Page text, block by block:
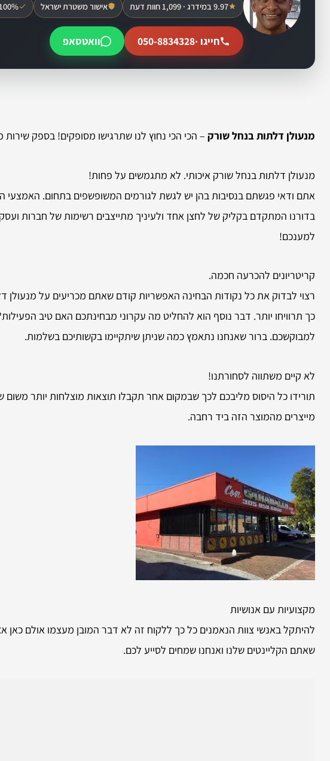
9.97 במידרג · 1,099 חוות דעת אישור משטרת ישראל 100% לקוחות
חייגו ·050-8834328 וואטסאפ
מנעולן דלתות בנחל שורק – הכי הכי נחוץ לנו שתרגישו מסופקים! בספק
מנעולן דלתות בנחל שורק איכותי. לא מתגמשים על פחות!
אתם ודאי פגשתם בנסיבות בהן יש לגשת לגורמים המשופשפים בתחום. האמצעי
בדורנו המתקדם בקליק של לחצן אחד ולעיניך מתייצבים רשימות של חברות
למענכם!
קריטריונים להכרעה חכמה.
רצוי לבדוק את כל נקודות הבחינה האפשריות קודם שאתם מכריעים על מנעולן
כך תרוויחו יותר. דבר נוסף הוא להחליט מה עקרוני מבחינתכם האם טיב
למבוקשכם. ברור שאנחנו נתאמץ כמה שניתן שיתקיימו בקשותיכם בשלמות.
לא קיים משתווה לסחורתנו!
תורידו כל היסוס מליבכם לכך שבמקום אחר תקבלו תוצאות מוצלחות יותר משום
מייצרים מהמוצר הזה ביד רחבה.
מקצועיות עם אנושיות
להיתקל באנשי צוות הנאמנים כל כך ללקוח זה לא דבר המובן מעצמו אולם כאן
שאתם הקליינטים שלנו ואנחנו שמחים לסייע לכם.